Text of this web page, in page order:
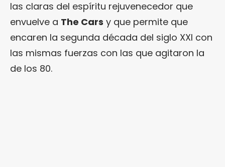
las claras del espíritu rejuvenecedor que
envuelve a The Cars y que permite que
encaren la segunda década del siglo XXI con
las mismas fuerzas con las que agitaron la
de los 80.